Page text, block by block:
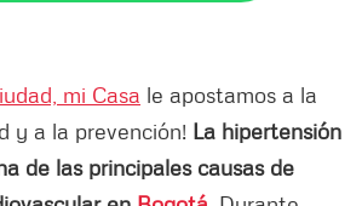
mi Casa le apostamos a la
y a la prevención! La hipertensión
de las principales causas de